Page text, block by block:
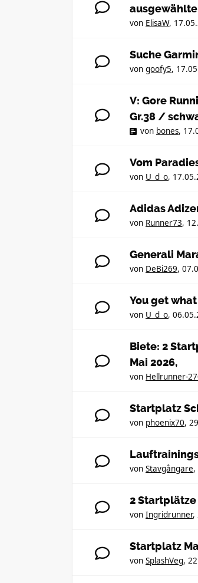
von ElisaW,
Suche
von goofy5,
V: Gore
Gr.38 /
von bones,
Vom
von U_d_o,
Adidas
von Runner73,
Generali
von DeBi269,
You get
von U_d_o,
Biete: 2
Mai 2026,
von Hellrunner-
Startplatz
von phoenix70,
von Stavgångare,
2 Startplätze
von Ingridrunner,
Startplatz
von SplashVeg,